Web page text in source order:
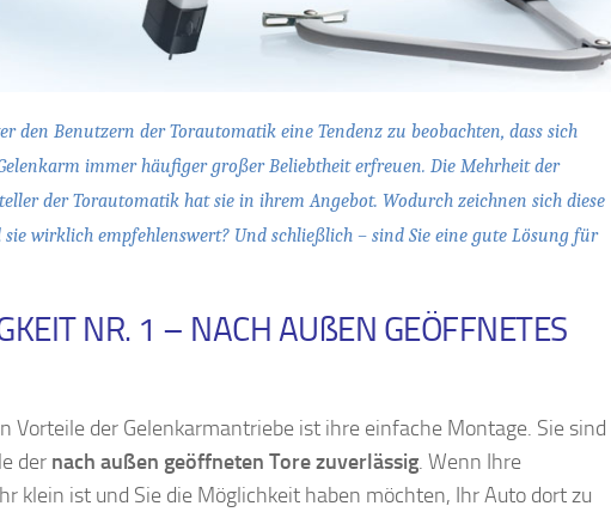
den Benutzern der Torautomatik eine Tendenz zu beobachten, dass sich
immer häufiger großer Beliebtheit erfreuen. Die Mehrheit der
der Torautomatik hat sie in ihrem Angebot. Wodurch zeichnen sich diese
sie wirklich empfehlenswert? Und schließlich – sind Sie eine gute Lösung für
NR. 1 – NACH AUßEN GEÖFFNETES
Vorteile der Gelenkarmantriebe ist ihre einfache Montage. Sie sind
der nach außen geöffneten Tore zuverlässig. Wenn Ihre
klein ist und Sie die Möglichkeit haben möchten, Ihr Auto dort zu